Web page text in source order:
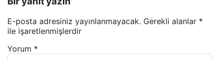
E-posta adresiniz yayınlanmayacak. Gerekli alanlar *
ile işaretlenmişlerdir
Yorum *